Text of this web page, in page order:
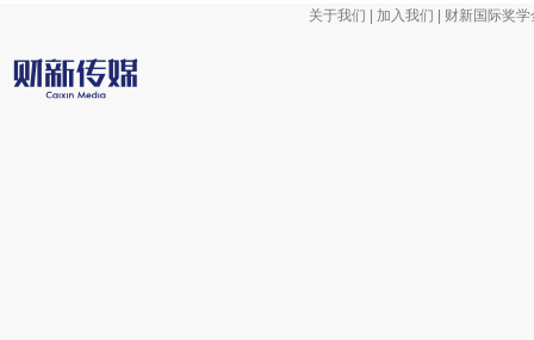
关于我们 加入我们 财新国际奖学